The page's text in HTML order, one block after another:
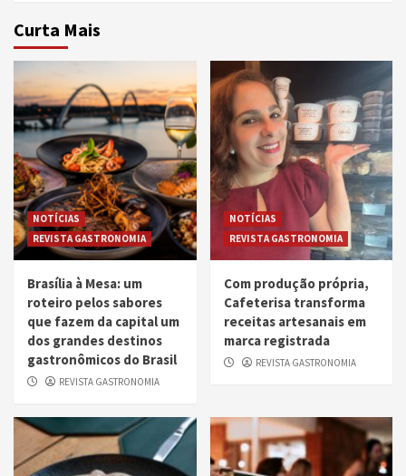
Curta Mais
NOTÍCIAS
REVISTA GASTRONOMIA
Brasília à Mesa: um
roteiro pelos sabores
que fazem da capital um
dos grandes destinos
gastronômicos do Brasil
REVISTA GASTRONOMIA
NOTÍCIAS
REVISTA GASTRONOMIA
Com produção própria,
Cafeterisa transforma
receitas artesanais em
marca registrada
REVISTA GASTRONOMIA